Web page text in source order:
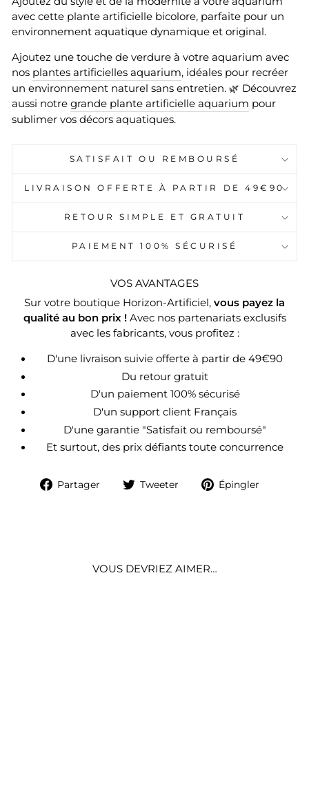
avec cette plante artificielle bicolore, parfaite pour un
environnement aquatique dynamique et original.
Ajoutez une touche de verdure à votre aquarium avec
nos plantes artificielles aquarium, idéales pour recréer
un environnement naturel sans entretien. 🌿 Découvrez
aussi notre grande plante artificielle aquarium pour
sublimer vos décors aquatiques.
SATISFAIT OU REMBOURSÉ
LIVRAISON OFFERTE À PARTIR DE 49€90
RETOUR SIMPLE ET GRATUIT
PAIEMENT 100% SÉCURISÉ
VOS AVANTAGES
Sur votre boutique Horizon-Artificiel, vous payez la
qualité au bon prix !Avec nos partenariats exclusifs
avec les fabricants, vous profitez :
D'une livraison suivie offerte à partir de 49€90
Du retour gratuit
D'un paiement 100% sécurisé
D'un support client Français
D'une garantie "Satisfait ou remboursé"
Et surtout, des prix défiants toute concurrence
Partager
PartagerTweeter
TweeterÉpingler
VOUS DEVRIEZ AIMER…